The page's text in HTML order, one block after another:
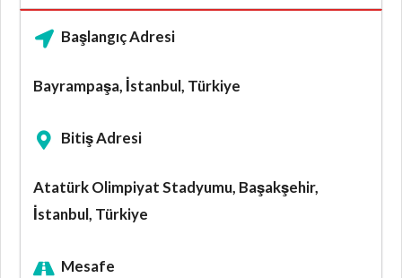
Başlangıç Adresi
Bayrampaşa, İstanbul, Türkiye
Bitiş Adresi
Atatürk Olimpiyat Stadyumu, Başakşehir,
İstanbul, Türkiye
Mesafe